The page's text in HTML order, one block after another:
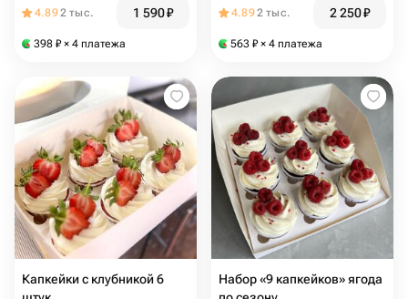
4.892 тыс. 1 590₽
398 ₽ × 4 платежа
4.892 тыс. 2 250₽
563 ₽ × 4 платежа
Капкейки с клубникой 6
Набор «9 капкейков» ягода